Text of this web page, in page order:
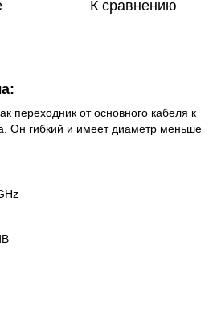
К сравнению
переходник от основного кабеля к
Он гибкий и имеет диаметр меньше